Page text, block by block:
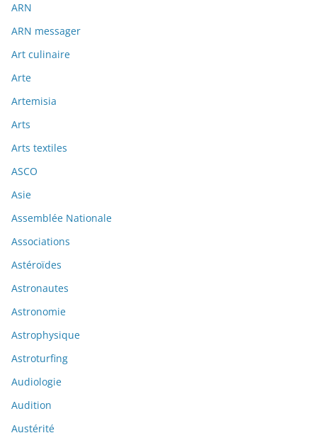
ARN
ARN messager
Art culinaire
Arte
Artemisia
Arts
Arts textiles
ASCO
Asie
Assemblée Nationale
Associations
Astéroïdes
Astronautes
Astronomie
Astrophysique
Astroturfing
Audiologie
Audition
Austérité